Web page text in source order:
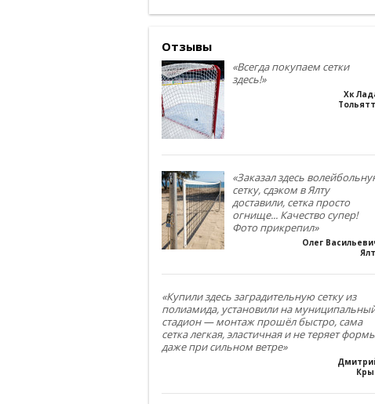
Отзывы
«Всегда покупаем сетки
здесь!»
Хк
«Заказал здесь
сетку, сдэком в Ялту
доставили, сетка просто
огнище... Качество супер!
Фото прикрепил»
Олег
«Купили здесь заградительную сетку из
полиамида, установили на
стадион — монтаж прошёл быстро, сама
сетка легкая, эластичная и не теряет
даже при сильном ветре»